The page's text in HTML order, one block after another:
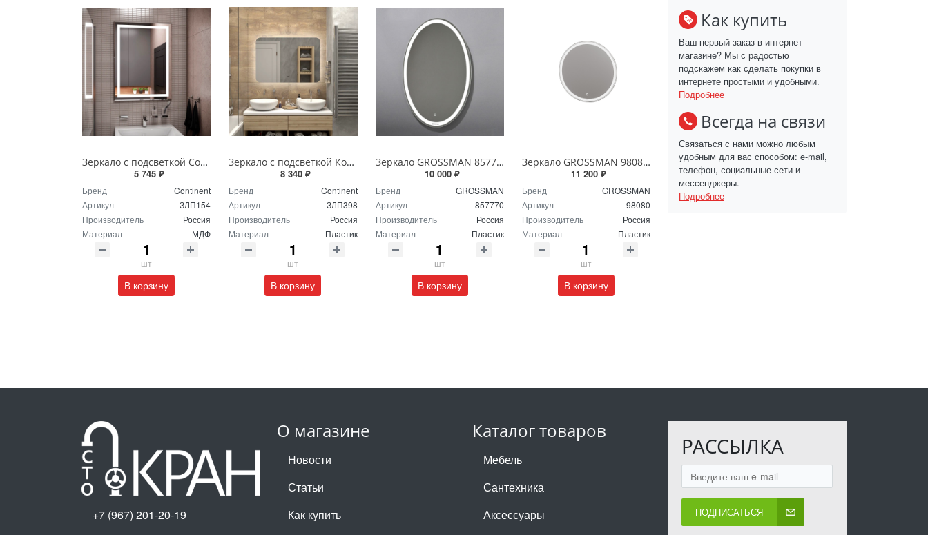
Зеркало с подсветкой Continent Пронто Люкс 60 х 80 см ЗЛП154
5 745 ₽
Бренд
Continent
Артикул
ЗЛП154
Производитель
Россия
Материал
МДФ
шт
В корзину
Зеркало с подсветкой Континент Burzhe Led 100х70 с бесконтактным сенсором ЗЛП398
8 340 ₽
Бренд
Continent
Артикул
ЗЛП398
Производитель
Россия
Материал
Пластик
шт
В корзину
Зеркало GROSSMAN 857770 GALAXY 570*770 с сенсорным выключателем
10 000 ₽
Бренд
GROSSMAN
Артикул
857770
Производитель
Россия
Материал
Пластик
шт
В корзину
Зеркало GROSSMAN 98080 SENTO D800 800*800*45 LED с сенсорным выключателем
11 200 ₽
Бренд
GROSSMAN
Артикул
98080
Производитель
Россия
Материал
Пластик
шт
В корзину
Как купить
Ваш первый заказ в интернет-
магазине? Мы с радостью
подскажем как сделать покупки в
интернете простыми и удобными.
Подробнее
Всегда на связи
Связаться с нами можно любым
удобным для вас способом: e-mail,
телефон, социальные сети и
мессенджеры.
Подробнее
О магазине
Новости
Статьи
Как купить
Каталог товаров
Мебель
Сантехника
Аксессуары
РАССЫЛКА
ПОДПИСАТЬСЯ
+7 (967) 201-20-19